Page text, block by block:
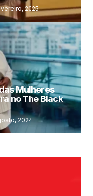
2025
Mulheres
no The Black
2024